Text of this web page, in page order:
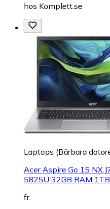
hos Komplett.se
Laptops (Bärbara
Acer Aspire Go 15
5825U 32GB RAM
fr.